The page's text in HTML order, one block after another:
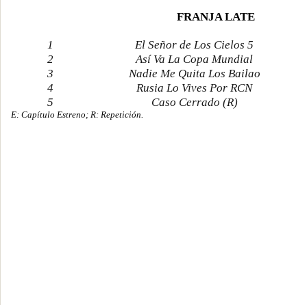
FRANJA LATE
1
El Señor de Los Cielos 5
2
Así Va La Copa Mundial
3
Nadie Me Quita Los Bailao
4
Rusia Lo Vives Por RCN
5
Caso Cerrado (R)
E: Capítulo Estreno; R: Repetición.